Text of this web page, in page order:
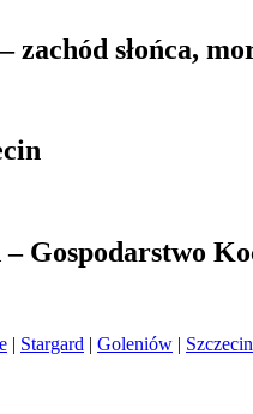
słońca,
Gospodarstwo
| Stargard | Goleniów |